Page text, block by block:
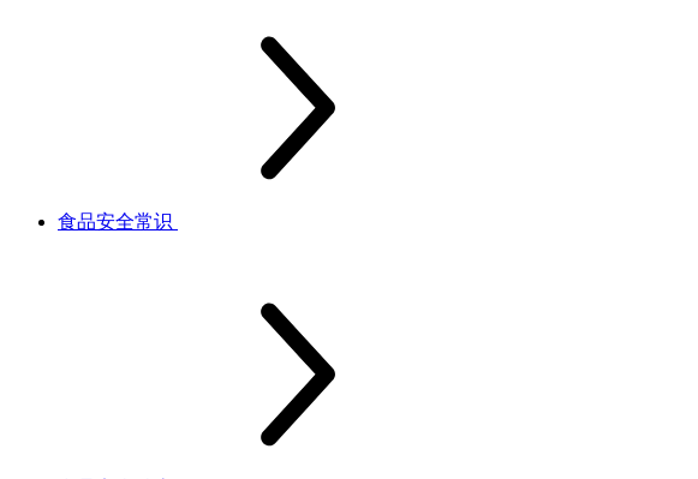
食品安全常识